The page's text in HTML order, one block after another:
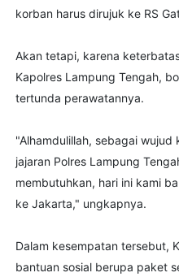
korban harus dirujuk ke RS
Akan tetapi, karena
Kapolres Lampung Tengah,
tertunda perawatannya.
"Alhamdulillah, sebagai wujud
jajaran Polres Lampung
membutuhkan, hari ini kami
ke Jakarta," ungkapnya.
Dalam kesempatan tersebut,
bantuan sosial berupa paket